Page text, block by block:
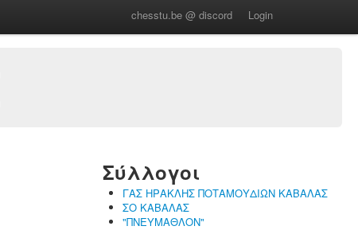
chesstu.be @ discord Login
Σύλλογοι
ΓΑΣ ΗΡΑΚΛΗΣ ΠΟΤΑΜΟΥΔΙΩΝ ΚΑΒΑΛΑΣ
ΣΟ ΚΑΒΑΛΑΣ
"ΠΝΕΥΜΑΘΛΟΝ"